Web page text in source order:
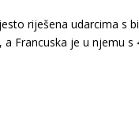
riješena udarcima s
Francuska je u njemu s